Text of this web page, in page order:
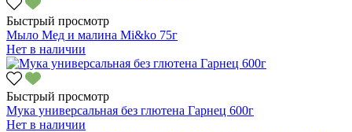
Быстрый просмотр
Мыло Мед и малина Mi&ko 75г
Нет в наличии
Быстрый просмотр
Мука универсальная без глютена Гарнец 600г
Нет в наличии